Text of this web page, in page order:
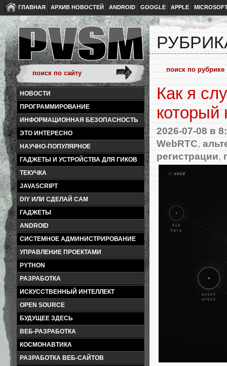
ГЛАВНАЯ АРХИВ НОВОСТЕЙ ANDROID GOOGLE APPLE
НОВОСТИ
ПРОГРАММИРОВАНИЕ
ИНФОРМАЦИОННАЯ БЕЗОПАСНОСТЬ
ЭТО ИНТЕРЕСНО
НАУЧНО-ПОПУЛЯРНОЕ
ГАДЖЕТЫ И УСТРОЙСТВА ДЛЯ ГИКОВ
ТЕКУЧКА
JAVASCRIPT
DIY ИЛИ СДЕЛАЙ САМ
ГАДЖЕТЫ
ANDROID
СИСТЕМНОЕ АДМИНИСТРИРОВАНИЕ
УПРАВЛЕНИЕ ПРОЕКТАМИ
PYTHON
РАЗРАБОТКА
ИСКУССТВЕННЫЙ ИНТЕЛЛЕКТ
OPEN SOURCE
БУДУЩЕЕ ЗДЕСЬ
ВЕБ-РАЗРАБОТКА
КОСМОНАВТИКА
РАЗРАБОТКА ВЕБ-САЙТОВ
Как я
который
2026-07-08 в
WebRTC,
регистрации,